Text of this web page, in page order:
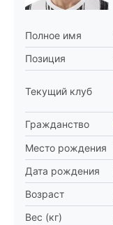
Полное имя
Позиция
Текущий клуб
Гражданство
Место рождения
Дата рождения
Возраст
Вес (кг)